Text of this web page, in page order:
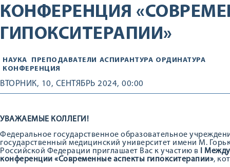
КОНФЕРЕНЦИЯ
ГИПОКСИТЕРАПИИ»
НАУКА ПРЕПОДАВАТЕЛИ АСПИРАНТУРА ОРДИНАТУРА
КОНФЕРЕНЦИЯ
ВТОРНИК, 10, СЕНТЯБРЬ 2024, 00:00
УВАЖАЕМЫЕ КОЛЛЕГИ!
Федеральное государственное образовательное
государственный медицинский университет имени М.
Российской Федерации приглашает Вас к участию в
I
конференции «Современные аспекты гипокситерапии»,